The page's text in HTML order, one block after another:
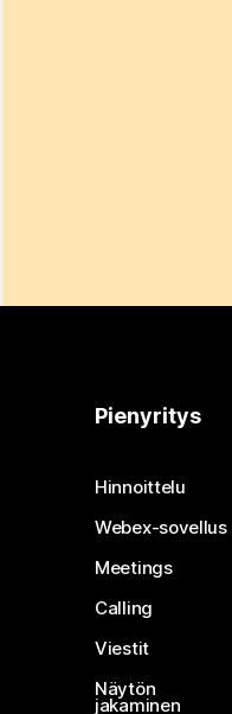
Pienyritys
Hinnoittelu
Webex-sovellus
Meetings
Calling
Viestit
Näytön
jakaminen